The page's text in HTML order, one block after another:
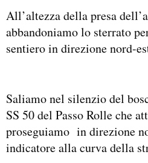
All’altezza della presa
abbandoniamo lo sterrato
sentiero in direzione nord-
Saliamo nel silenzio del
SS 50 del Passo Rolle che
proseguiamo in direzione
indicatore alla curva della